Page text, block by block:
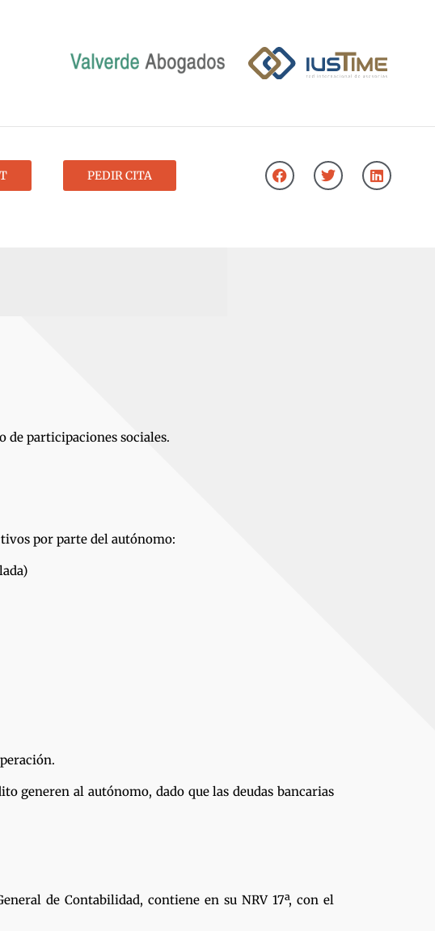
PEDIR CITA
de participaciones sociales.
por parte del autónomo:
generen al autónomo, dado que las deudas bancarias
de Contabilidad, contiene en su NRV 17ª, con el